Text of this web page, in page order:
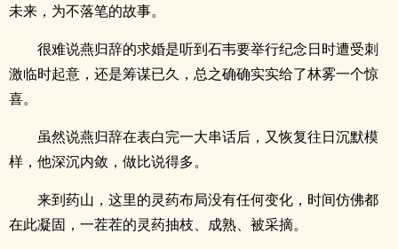
未来，为不落笔的故事。
很难说燕归辞的求婚是听到石韦要举行纪念日时遭受刺
激临时起意，还是筹谋已久，总之确确实实给了林雾一个惊
喜。
虽然说燕归辞在表白完一大串话后，又恢复往日沉默模
样，他深沉内敛，做比说得多。
来到药山，这里的灵药布局没有任何变化，时间仿佛都
在此凝固，一茬茬的灵药抽枝、成熟、被采摘。